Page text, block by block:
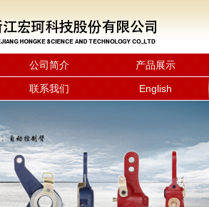
公司简介 产品展示
联系我们 English